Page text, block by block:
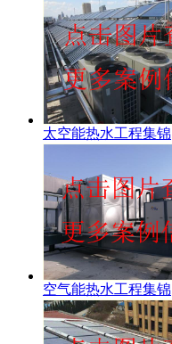
太空能热水工程集锦
空气能热水工程集锦